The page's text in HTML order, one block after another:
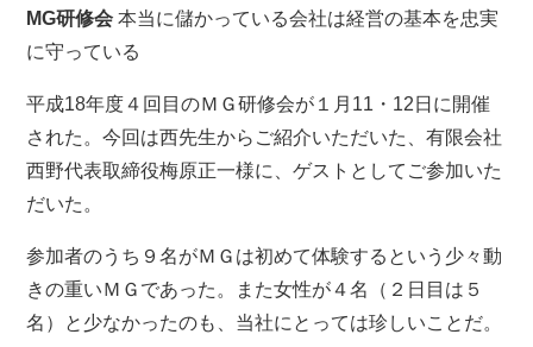
MG研修会本当に儲かっている会社は経営の基本を忠実
に守っている
平成18年度４回目のＭＧ研修会が１月11・12日に開催
された。今回は西先生からご紹介いただいた、有限会社
西野代表取締役梅原正一様に、ゲストとしてご参加いた
だいた。
参加者のうち９名がＭＧは初めて体験するという少々動
きの重いＭＧであった。また女性が４名（２日目は５
名）と少なかったのも、当社にとっては珍しいことだ。